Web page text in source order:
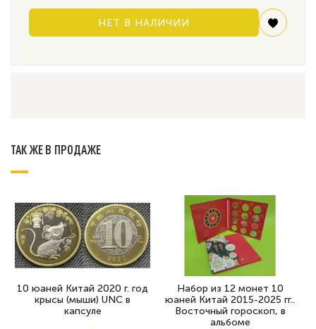
НЕТ В НАЛИЧИИ
ТАК ЖЕ В ПРОДАЖЕ
10 юаней Китай 2020 г. год
крысы (мыши) UNC в
капсуле
Набор из 12 монет 10
юаней Китай 2015-2025 гг..
Восточный гороскоп, в
альбоме